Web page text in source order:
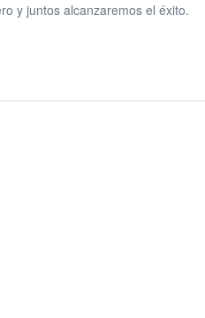
y juntos alcanzaremos el éxito.